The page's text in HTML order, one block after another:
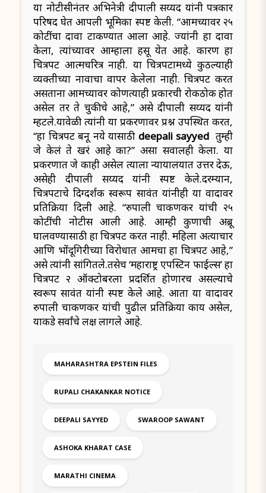
या नोटीसीनंतर अभिनेत्री दीपाली सय्यद यांनी पत्रकार
परिषद घेत आपली भूमिका स्पष्ट केली. “आमच्यावर २५
कोटींचा दावा टाकण्यात आला आहे. ज्यांनी हा दावा
केला, त्यांच्यावर आम्हाला हसू येत आहे. कारण हा
चित्रपट आत्मचरित्र नाही. या चित्रपटामध्ये कुठल्याही
व्यक्तीच्या नावाचा वापर केलेला नाही. चित्रपट करत
असताना आमच्यावर कोणत्याही प्रकारची रोकठोक होत
असेल तर ते चुकीचे आहे,” असे दीपाली सय्यद यांनी
म्हटले.यावेळी त्यांनी या प्रकरणावर प्रश्न उपस्थित करत,
“हा चित्रपट बनू नये यासाठी deepali sayyed तुम्ही
जे केलं ते खरं आहे का?” असा सवालही केला. या
प्रकरणात जे काही असेल त्याला न्यायालयात उत्तर देऊ,
असेही दीपाली सय्यद यांनी स्पष्ट केले.दरम्यान,
चित्रपटाचे दिग्दर्शक स्वरूप सावंत यांनीही या वादावर
प्रतिक्रिया दिली आहे. “रुपाली चाकणकर यांची २५
कोटींची नोटीस आली आहे. आम्ही कुणाची अब्रू
घालवण्यासाठी हा चित्रपट करत नाही. महिला अत्याचार
आणि भोंदूगिरीच्या विरोधात आमचा हा चित्रपट आहे,”
असे त्यांनी सांगितले.तसेच ‘महाराष्ट्र एपस्टिन फाईल्स’ हा
चित्रपट २ ऑक्टोबरला प्रदर्शित होणारच असल्याचे
स्वरूप सावंत यांनी स्पष्ट केले आहे. आता या वादावर
रुपाली चाकणकर यांची पुढील प्रतिक्रिया काय असेल,
याकडे सर्वांचे लक्ष लागले आहे.
MAHARASHTRA EPSTEIN FILES
RUPALI CHAKANKAR NOTICE
DEEPALI SAYYED SWAROOP SAWANT
ASHOKA KHARAT CASE
MARATHI CINEMA